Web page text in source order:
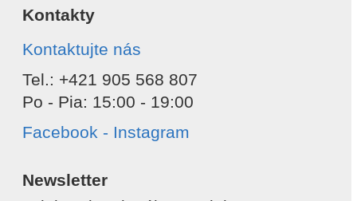
Kontakty
Kontaktujte nás
Tel.: +421 905 568 807
Po - Pia: 15:00 - 19:00
Facebook - Instagram
Newsletter